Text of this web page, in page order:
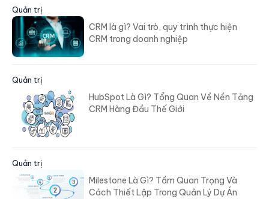
Quản trị
CRM là gì? Vai trò, quy trình thực hiện
CRM trong doanh nghiệp
Quản trị
HubSpot Là Gì? Tổng Quan Về Nền Tảng
CRM Hàng Đầu Thế Giới
Quản trị
Milestone Là Gì? Tầm Quan Trọng Và
Cách Thiết Lập Trong Quản Lý Dự Án